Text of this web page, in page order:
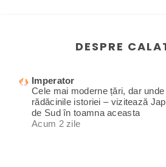
DESPRE
Imperator
Cele mai moderne țări, dar
rădăcinile istoriei – vizitează
de Sud în toamna aceasta
Acum 2 zile